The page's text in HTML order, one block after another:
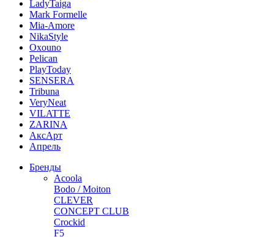
LadyTaiga
Mark Formelle
Mia-Amore
NikaStyle
Oxouno
Pelican
PlayToday
SENSERA
Tribuna
VeryNeat
VILATTE
ZARINA
АксАрт
Апрель
Бренды
Acoola
Bodo / Moiton
CLEVER
CONCEPT CLUB
Crockid
F5